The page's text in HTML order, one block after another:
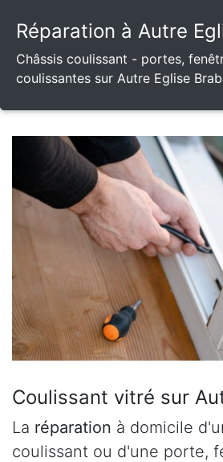
Réparation à Autre
Châssis coulissant - portes,
coulissantes sur Autre Eglise
Coulissant vitré sur
La réparation à domicile
coulissant ou d'une porte,